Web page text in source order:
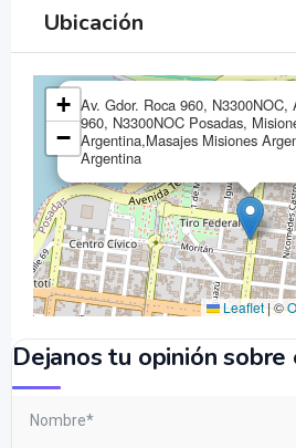
Ubicación
Av. Gdor. Roca 960, N3300NOC,
960, N3300NOC Posadas,
Argentina,Masajes Misiones
Argentina
+
−
Leaflet|©
Dejanos tu opinión